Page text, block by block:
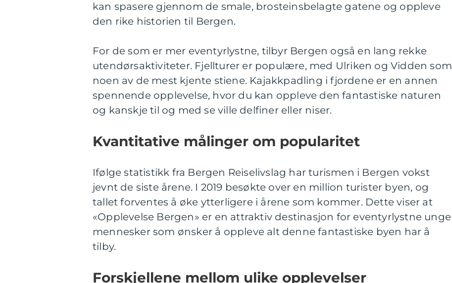
kan spasere gjennom de smale, brosteinsbelagte gatene og oppleve
den rike historien til Bergen.
For de som er mer eventyrlystne, tilbyr Bergen også en lang rekke
utendørsaktiviteter. Fjellturer er populære, med Ulriken og Vidden som
noen av de mest kjente stiene. Kajakkpadling i fjordene er en annen
spennende opplevelse, hvor du kan oppleve den fantastiske naturen
og kanskje til og med se ville delfiner eller niser.
Kvantitative målinger om popularitet
Ifølge statistikk fra Bergen Reiselivslag har turismen i Bergen vokst
jevnt de siste årene. I 2019 besøkte over en million turister byen, og
tallet forventes å øke ytterligere i årene som kommer. Dette viser at
«Opplevelse Bergen» er en attraktiv destinasjon for eventyrlystne unge
mennesker som ønsker å oppleve alt denne fantastiske byen har å
tilby.
Forskjellene mellom ulike opplevelser